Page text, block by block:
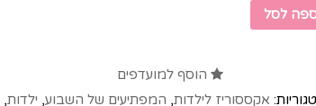
לסל
הוסף למועדפים
אקססוריז לילדות, המפתיעים של השבוע, ילדות,